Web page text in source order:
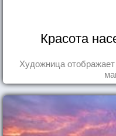
Красота
Художница